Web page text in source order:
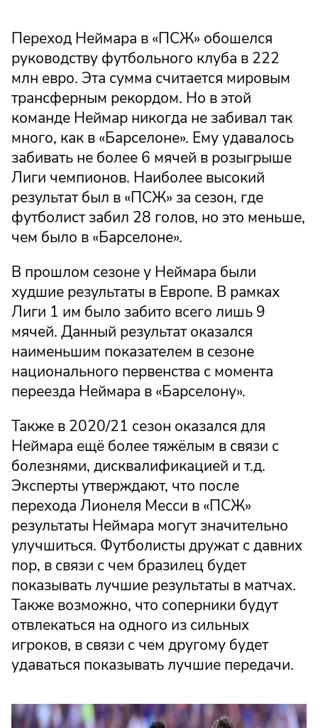
Переход Неймара в «ПСЖ» обошелся
руководству футбольного клуба в 222
млн евро. Эта сумма считается мировым
трансферным рекордом. Но в этой
команде Неймар никогда не забивал так
много, как в «Барселоне». Ему удавалось
забивать не более 6 мячей в розыгрыше
Лиги чемпионов. Наиболее высокий
результат был в «ПСЖ» за сезон, где
футболист забил 28 голов, но это меньше,
чем было в «Барселоне».
В прошлом сезоне у Неймара были
худшие результаты в Европе. В рамках
Лиги 1 им было забито всего лишь 9
мячей. Данный результат оказался
наименьшим показателем в сезоне
национального первенства с момента
переезда Неймара в «Барселону».
Также в 2020/21 сезон оказался для
Неймара ещё более тяжёлым в связи с
болезнями, дисквалификацией и т.д.
Эксперты утверждают, что после
перехода Лионеля Месси в «ПСЖ»
результаты Неймара могут значительно
улучшиться. Футболисты дружат с давних
пор, в связи с чем бразилец будет
показывать лучшие результаты в матчах.
Также возможно, что соперники будут
отвлекаться на одного из сильных
игроков, в связи с чем другому будет
удаваться показывать лучшие передачи.